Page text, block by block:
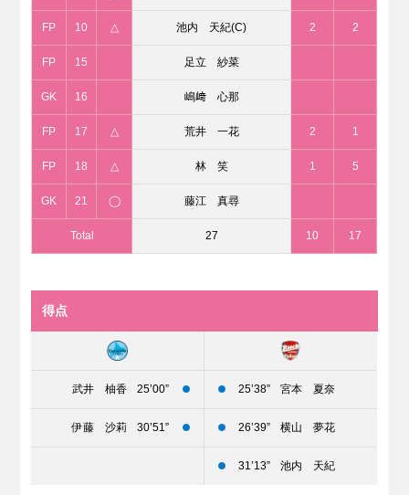
FP 10 △ 池内 天紀(C) 2 2
FP 15 足立 紗菜
GK 16 嶋﨑 心那
FP 17 △ 荒井 一花 2 1
FP 18 △ 林 笑 1 5
GK 21 ◯ 藤江 真尋
Total 27 10 17
得点
武井 柚香 25’00” 25’38” 宮本 夏奈
伊藤 沙莉 30’51” 26’39” 横山 夢花
31’13” 池内 天紀